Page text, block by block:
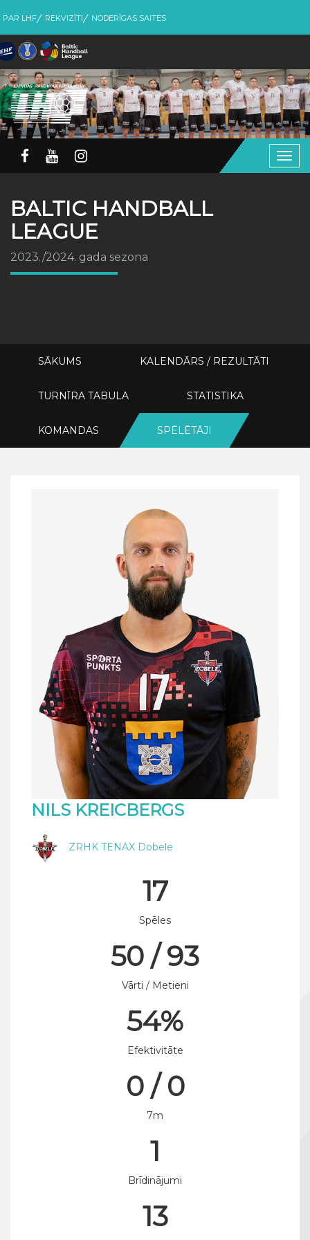
PAR LHF REKVIZĪTI NODERĪGAS SAITES
BALTIC HANDBALL
LEAGUE
2023./2024. gada sezona
SĀKUMS KALENDĀRS / REZULTĀTI
TURNĪRA TABULA STATISTIKA
KOMANDAS SPĒLĒTĀJI
NILS KREICBERGS
ZRHK TENAX Dobele
17
Spēles
50 / 93
Vārti / Metieni
54%
Efektivitāte
0 / 0
7m
1
Brīdinājumi
13